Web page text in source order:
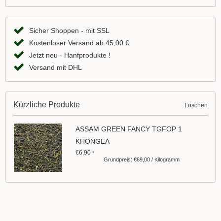
Sicher Shoppen - mit SSL
Kostenloser Versand ab 45,00 €
Jetzt neu - Hanfprodukte !
Versand mit DHL
Kürzliche Produkte Löschen
ASSAM GREEN FANCY TGFOP 1
KHONGEA
€6,90*
Grundpreis: €69,00 / Kilogramm